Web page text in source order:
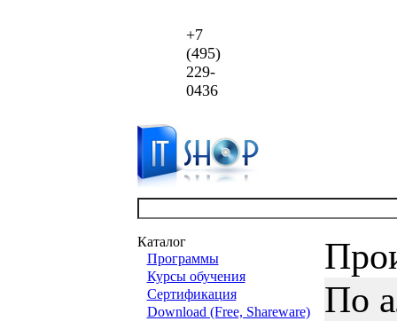
+7
(495)
229-
0436
Каталог
Программы
Курсы обучения
Сертификация
Download (Free, Shareware)
По